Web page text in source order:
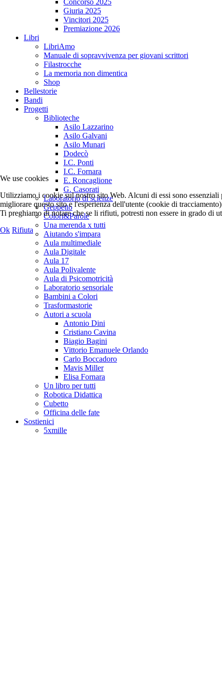
Giuria 2025
Vincitori 2025
Premiazione 2026
Libri
LibriAmo
Manuale di sopravvivenza per giovani scrittori
Filastrocche
La memoria non dimentica
Shop
Bellestorie
Bandi
Progetti
Biblioteche
Asilo Lazzarino
Asilo Galvani
Asilo Munari
Dodecò
I.C. Ponti
I.C. Fornara
E. Roncaglione
G. Casorati
Laboratorio di scienze
Geppetto
Colori&Parole
Una merenda x tutti
Aiutando s'impara
Aula multimediale
Aula Digitale
Aula 17
Aula Polivalente
Aula di Psicomotricità
Laboratorio sensoriale
Bambini a Colori
Trasformastorie
Autori a scuola
Antonio Dini
Cristiano Cavina
Biagio Bagini
Vittorio Emanuele Orlando
Carlo Boccadoro
Mavis Miller
Elisa Fornara
Un libro per tutti
Robotica Didattica
Cubetto
Officina delle fate
Sostienici
5xmille
We use cookies
Utilizziamo i cookie sul nostro sito Web. Alcuni di essi sono
migliorare questo sito e l'esperienza dell'utente (cookie di
Ti preghiamo di notare che se li rifiuti, potresti non essere in grado di
Ok Rifiuta